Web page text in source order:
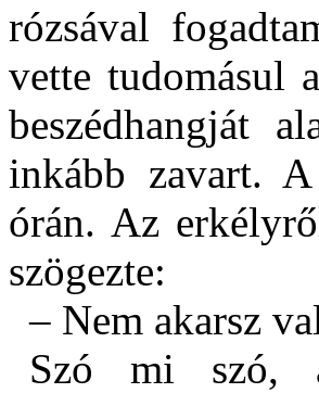
rózsával
vette tudomásul
beszédhangját
inkább zavart.
órán. Az
szögezte:
– Nem akarsz
Szó mi szó,